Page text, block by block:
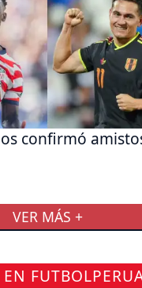
confirmó
VER MÁS +